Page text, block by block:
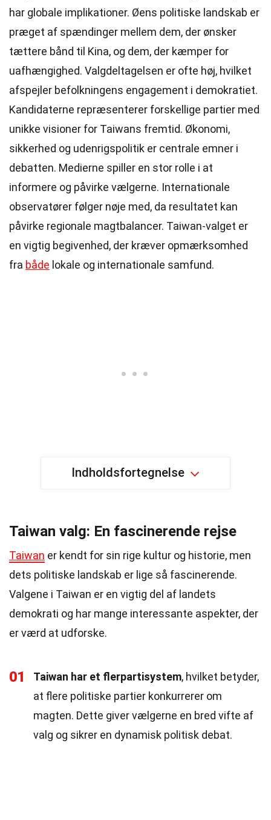
har globale implikationer. Øens politiske landskab er
præget af spændinger mellem dem, der ønsker
tættere bånd til Kina, og dem, der kæmper for
uafhængighed. Valgdeltagelsen er ofte høj, hvilket
afspejler befolkningens engagement i demokratiet.
Kandidaterne repræsenterer forskellige partier med
unikke visioner for Taiwans fremtid. Økonomi,
sikkerhed og udenrigspolitik er centrale emner i
debatten. Medierne spiller en stor rolle i at
informere og påvirke vælgerne. Internationale
observatører følger nøje med, da resultatet kan
påvirke regionale magtbalancer. Taiwan-valget er
en vigtig begivenhed, der kræver opmærksomhed
fra både lokale og internationale samfund.
Indholdsfortegnelse
Taiwan valg: En fascinerende rejse
Taiwan er kendt for sin rige kultur og historie, men
dets politiske landskab er lige så fascinerende.
Valgene i Taiwan er en vigtig del af landets
demokrati og har mange interessante aspekter, der
er værd at udforske.
01 Taiwan har et flerpartisystem, hvilket betyder,
at flere politiske partier konkurrerer om
magten. Dette giver vælgerne en bred vifte af
valg og sikrer en dynamisk politisk debat.